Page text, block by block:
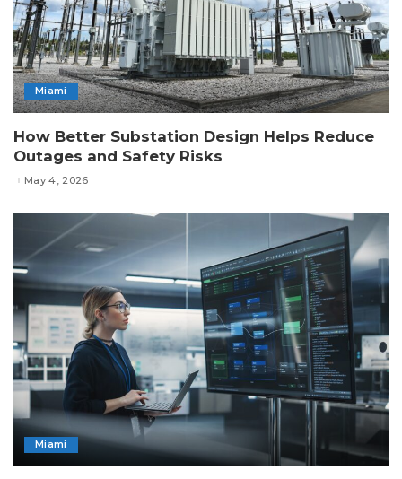
Miami
How Better Substation Design Helps Reduce
Outages and Safety Risks
May 4, 2026
Miami